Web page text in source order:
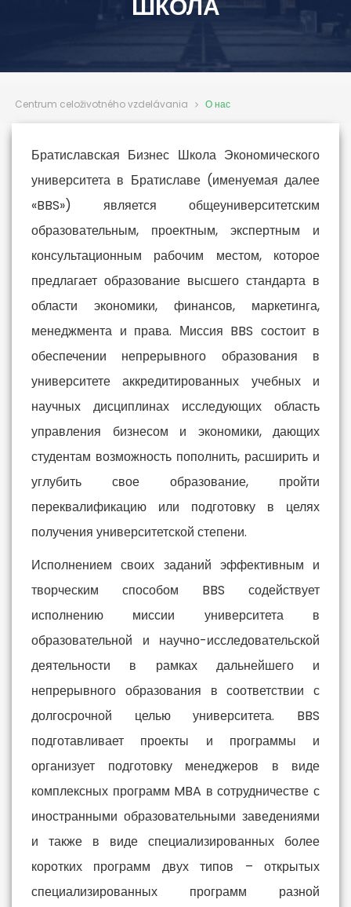
ШКОЛА
Centrum celoživotného vzdelávania О нас
Братиславская Бизнес Школа Экономического
университета в Братиславе (именуемая далее
«BBS») является общеуниверситетским
образовательным, проектным, экспертным и
консультационным рабочим местом, которое
предлагает образование высшего стандарта в
области экономики, финансов, маркетинга,
менеджмента и права. Миссия BBS состоит в
обеспечении непрерывного образования в
университете аккредитированных учебных и
научных дисциплинах исследующих область
управления бизнесом и экономики, дающих
студентам возможность пополнить, расширить и
углубить свое образование, пройти
переквалификацию или подготовку в целях
получения университетской степени.
Исполнением своих заданий эффективным и
творческим способом BBS содействует
исполнению миссии университета в
образовательной и научно-исследовательской
деятельности в рамках дальнейшего и
непрерывного образования в соответствии с
долгосрочной целью университета. BBS
подготавливает проекты и программы и
организует подготовку менеджеров в виде
комплексных программ MBA в сотрудничестве с
иностранными образовательными заведениями
и также в виде специализированных более
коротких программ двух типов – открытых
специализированных программ разной